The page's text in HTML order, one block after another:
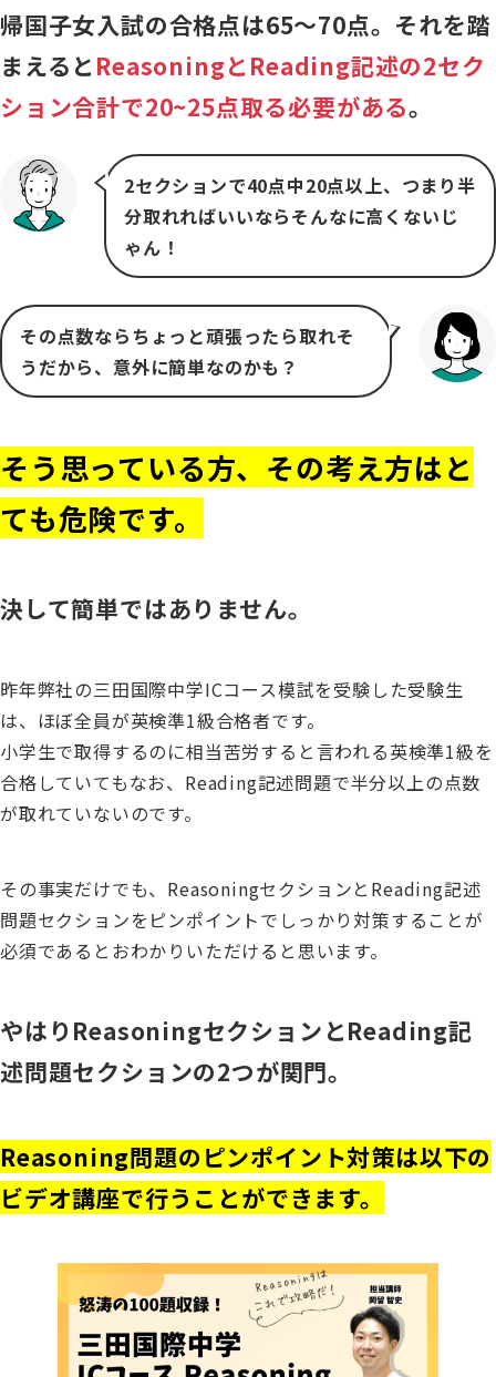
帰国子女入試の合格点は65〜70点。それを踏
まえるとReasoningとReading記述の2セク
ション合計で20~25点取る必要がある。
2セクションで40点中20点以上、つまり半
分取れればいいならそんなに高くないじ
ゃん！
その点数ならちょっと頑張ったら取れそ
うだから、意外に簡単なのかも？
そう思っている方、その考え方はと
ても危険です。
決して簡単ではありません。
昨年弊社の三田国際中学ICコース模試を受験した受験生
は、ほぼ全員が英検準1級合格者です。
小学生で取得するのに相当苦労すると言われる英検準1級を
合格していてもなお、Reading記述問題で半分以上の点数
が取れていないのです。
その事実だけでも、ReasoningセクションとReading記述
問題セクションをピンポイントでしっかり対策することが
必須であるとおわかりいただけると思います。
やはりReasoningセクションとReading記
述問題セクションの2つが関門。
Reasoning問題のピンポイント対策は以下の
ビデオ講座で行うことができます。